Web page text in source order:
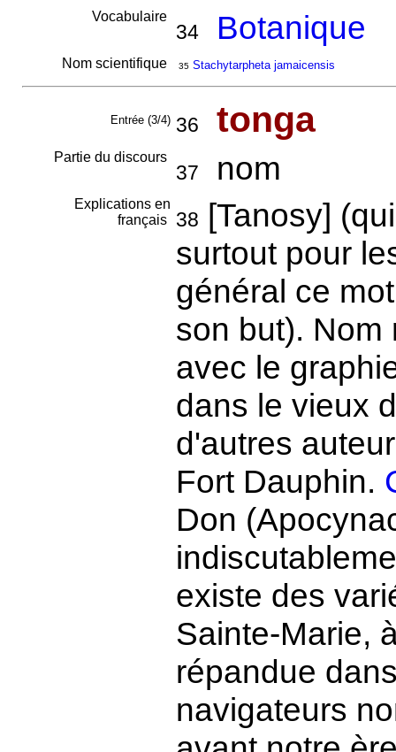
Vocabulaire
34 Botanique
Nom scientifique 35 Stachytarpheta jamaicensis
Entrée (3/4) 36 tonga
Partie du discours
37 nom
Explications en
français
38 [Tanosy]
surtout pour
général ce
son but). Nom
avec le
dans le vieux
d'autres
Fort Dauphin.
Don
existe des
Sainte-Marie,
répandue
navigateurs